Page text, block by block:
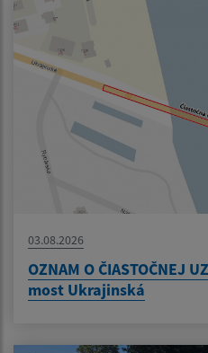
03.08.2026
OZNAM O ČIASTOČNEJ
most Ukrajinská